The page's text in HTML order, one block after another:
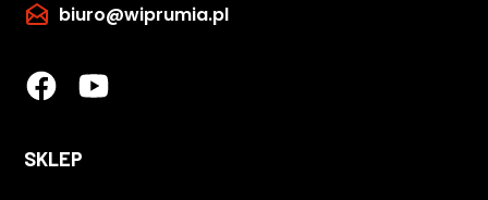
biuro@wiprumia.pl
SKLEP